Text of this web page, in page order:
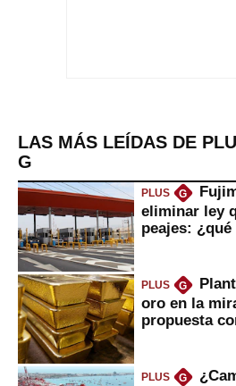
LAS MÁS LEÍDAS DE
G
PLUS G
eliminar ley
peajes:
PLUS G
oro en la
propuesta
PLUS G